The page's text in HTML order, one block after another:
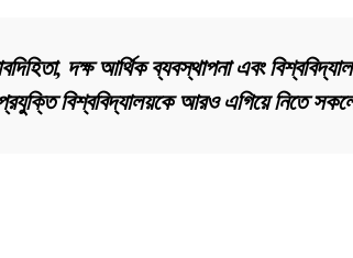
দক্ষ আর্থিক ব্যবস্থাপনা এবং
প্রযুক্তি বিশ্ববিদ্যালয়কে আরও এগিয়ে নিতে